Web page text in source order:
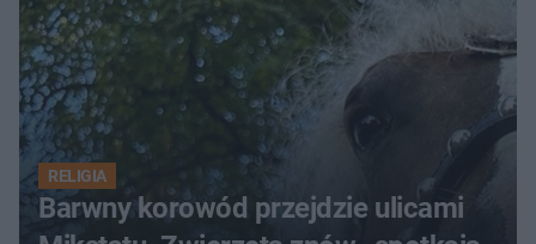
RELIGIA
Barwny korowód przejdzie ulicami